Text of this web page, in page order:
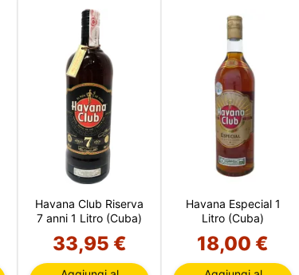
Havana Club Riserva
7 anni 1 Litro (Cuba)
33,95 €
Havana Especial 1
Litro (Cuba)
18,00 €